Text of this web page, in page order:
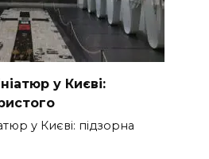
у Києві:
у Києві: підзорна